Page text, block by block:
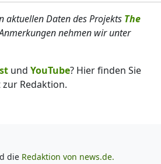
aktuellen Daten des Projekts The
nehmen wir unter
und YouTube? Hier finden Sie
Redaktion.
die Redaktion von news.de.